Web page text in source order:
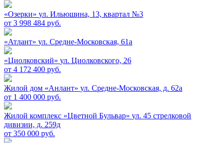
«Озерки» ул. Ильюшина, 13, квартал №3
от 3 998 484 руб.
«Атлант» ул. Средне-Московская, 61а
«Циолковский» ул. Циолковского, 26
от 4 172 400 руб.
Жилой дом «Анлант» ул. Средне-Московская, д. 62а
от 1 400 000 руб.
Жилой комплекс «Цветной Бульвар» ул. 45 стрелковой
дивизии, д. 259д
от 350 000 руб.